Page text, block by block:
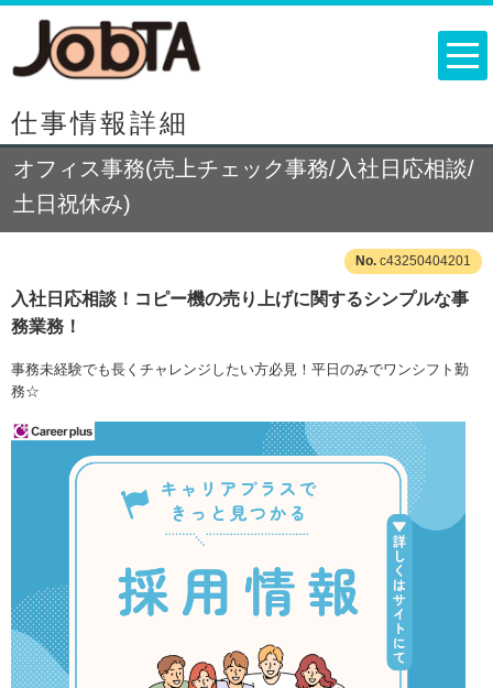
仕事情報詳細
オフィス事務(売上チェック事務/入社日応相談/
土日祝休み)
c43250404201
入社日応相談！コピー機の売り上げに関するシンプルな事
務業務！
事務未経験でも長くチャレンジしたい方必見！平日のみでワンシフト勤
務☆